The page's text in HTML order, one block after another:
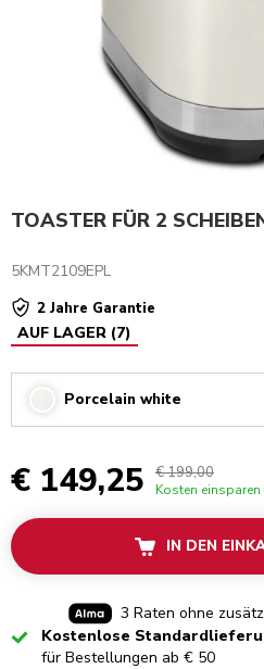
TOASTER FÜR 2
5KMT2109EPL
2 Jahre Garantie
AUF LAGER (7)
Porcelain white
€ 149,25 € 199,00
Kosten einsparen
IN DEN
3 Raten ohne
CheckedKostenlose
für Bestellungen ab € 50